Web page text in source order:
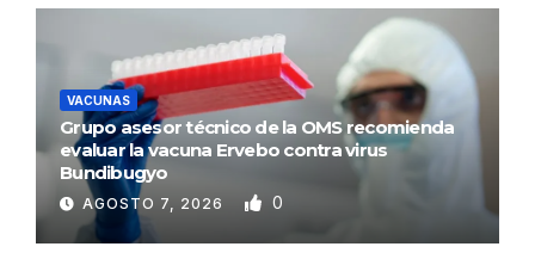
VACUNAS
Grupo asesor técnico de la OMS recomienda
evaluar la vacuna Ervebo contra virus
Bundibugyo
AGOSTO 7, 2026 0